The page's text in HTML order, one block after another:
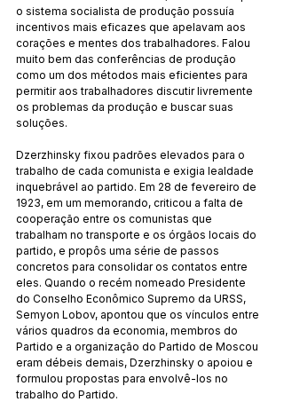
o sistema socialista de produção possuía
incentivos mais eficazes que apelavam aos
corações e mentes dos trabalhadores. Falou
muito bem das conferências de produção
como um dos métodos mais eficientes para
permitir aos trabalhadores discutir livremente
os problemas da produção e buscar suas
soluções.
Dzerzhinsky fixou padrões elevados para o
trabalho de cada comunista e exigia lealdade
inquebrável ao partido. Em 28 de fevereiro de
1923, em um memorando, criticou a falta de
cooperação entre os comunistas que
trabalham no transporte e os órgãos locais do
partido, e propôs uma série de passos
concretos para consolidar os contatos entre
eles. Quando o recém nomeado Presidente
do Conselho Econômico Supremo da URSS,
Semyon Lobov, apontou que os vínculos entre
vários quadros da economia, membros do
Partido e a organização do Partido de Moscou
eram débeis demais, Dzerzhinsky o apoiou e
formulou propostas para envolvê-los no
trabalho do Partido.